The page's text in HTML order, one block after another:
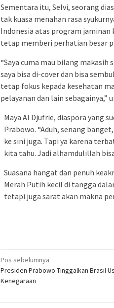
Sementara itu, Selvi, seorang
tak kuasa menahan rasa
Indonesia atas program jaminan
tetap memberi perhatian besar
“Saya cuma mau bilang makasih
saya bisa di-cover dan bisa
tetap fokus kepada kesehatan
pelayanan dan lain sebagainya,”
Maya Al Djufrie, diaspora yang
Prabowo. “Aduh, senang
ke sini juga. Tapi ya karena
kita tahu. Jadi alhamdulillah
Suasana hangat dan penuh
Merah Putih kecil di tangga
tetapi juga sarat akan makna
Navigasi
pos
Pos sebelumnya
Presiden Prabowo Tinggalkan Brasil
Kenegaraan